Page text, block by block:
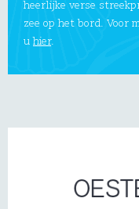
heerlijke verse
zee op het bord. Voor
u hier.